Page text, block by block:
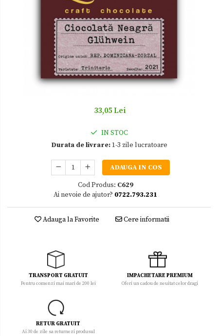
33,05 Lei
IN STOC
Durata de livrare:1-3 zile lucratoare
ADAUGA IN COS
Cod Produs: C629
Ai nevoie de ajutor? 0722.793.231
Adauga la Favorite Cere informatii
TRANSPORT GRATUIT
Pentru comenzi mai mari de 200 lei
IMPACHETARE PREMIUM
Oferi un cadou de neuitat celor dragi
RETUR GRATUIT
Ai 30 de zile sa returnezi produsul